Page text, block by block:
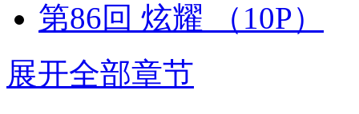
第86回 炫耀
（10P）
展开全部章节